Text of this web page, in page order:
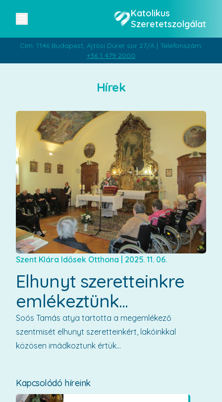
Katolikus
Szeretetszolgálat
Cím: 1146 Budapest, Ajtósi Dürer sor 27/A | Telefonszám:
+36 1 479 2000
Hírek
Kapcsolódó híreink
Szent Klára Idősek Otthona | 2025. 11. 06.
Elhunyt szeretteinkre
emlékeztünk...
Soós Tamás atya tartotta a megemlékező
szentmisét elhunyt szeretteinkért, lakóinkkal
közösen imádkoztunk értük...